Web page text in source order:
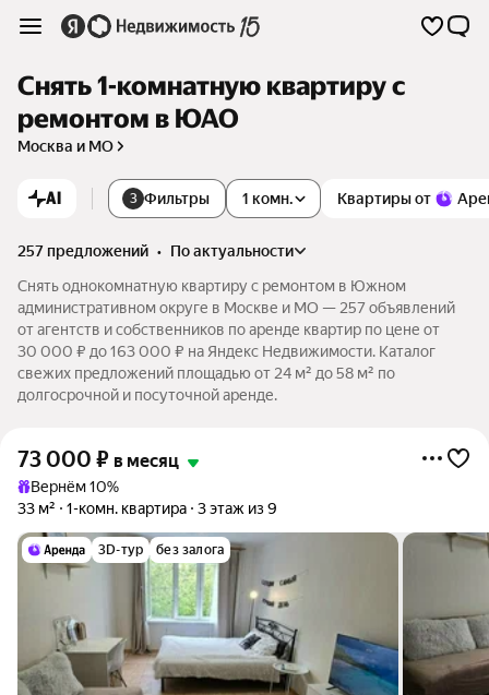
Снять 1-комнатную квартиру с
ремонтом в ЮАО
Москва и МО
AI 3 Фильтры Квартиры от
1 комн.
257 предложений •
по актуальности
Снять однокомнатную квартиру с ремонтом в Южном
административном округе в Москве и МО — 257 объявлений
от агентств и собственников по аренде квартир по цене от
30 000 ₽ до 163 000 ₽ на Яндекс Недвижимости. Каталог
свежих предложений площадью от 24 м² до 58 м² по
долгосрочной и посуточной аренде.
73 000 ₽ в месяц
Вернём 10%
33 м²
1-комн. квартира 3 этаж из 9
3D-тур без залога